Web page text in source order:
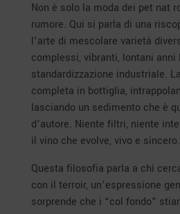
Non è solo la moda dei pet nat
rumore. Qui si parla di una
l’arte di mescolare varietà
complessi, vibranti, lontani anni
standardizzazione industriale.
completa in bottiglia,
lasciando un sedimento che è
d’autore. Niente filtri, niente
il vino che evolve, vivo e sincero.
Questa filosofia parla a chi
con il terroir, un’espressione
sorprende che i “col fondo”